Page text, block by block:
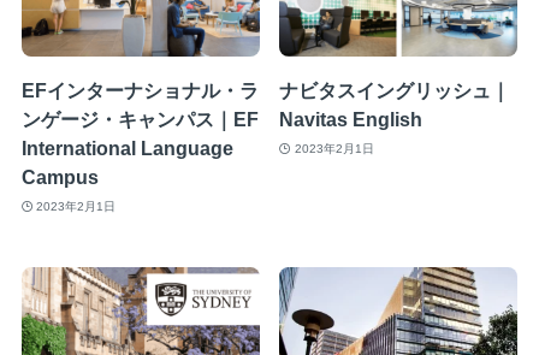
EFインターナショナル・ラ
ンゲージ・キャンパス｜EF
International Language
Campus
2023年2月1日
ナビタスイングリッシュ｜
Navitas English
2023年2月1日